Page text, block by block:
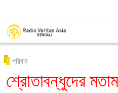
পরিবার
শ্রোতাবন্ধুদের